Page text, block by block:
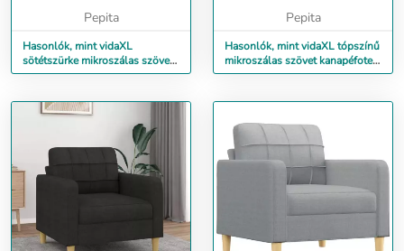
Pepita
Hasonlók, mint vidaXL
sötétszürke mikroszálas szövet
kanapéfotel 60 cm
Pepita
Hasonlók, mint vidaXL tópszínű
mikroszálas szövet kanapéfotel
60 cm